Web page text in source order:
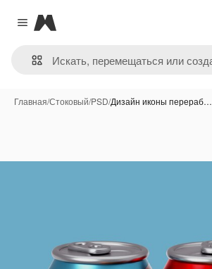
Close menu
Magnific
Главная/Стоковый/PSD/Дизайн иконы перераб…